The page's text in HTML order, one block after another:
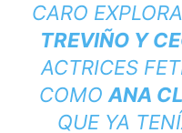
CARO
TREVIÑO Y
ACTRICES
COMO ANA
QUE YA